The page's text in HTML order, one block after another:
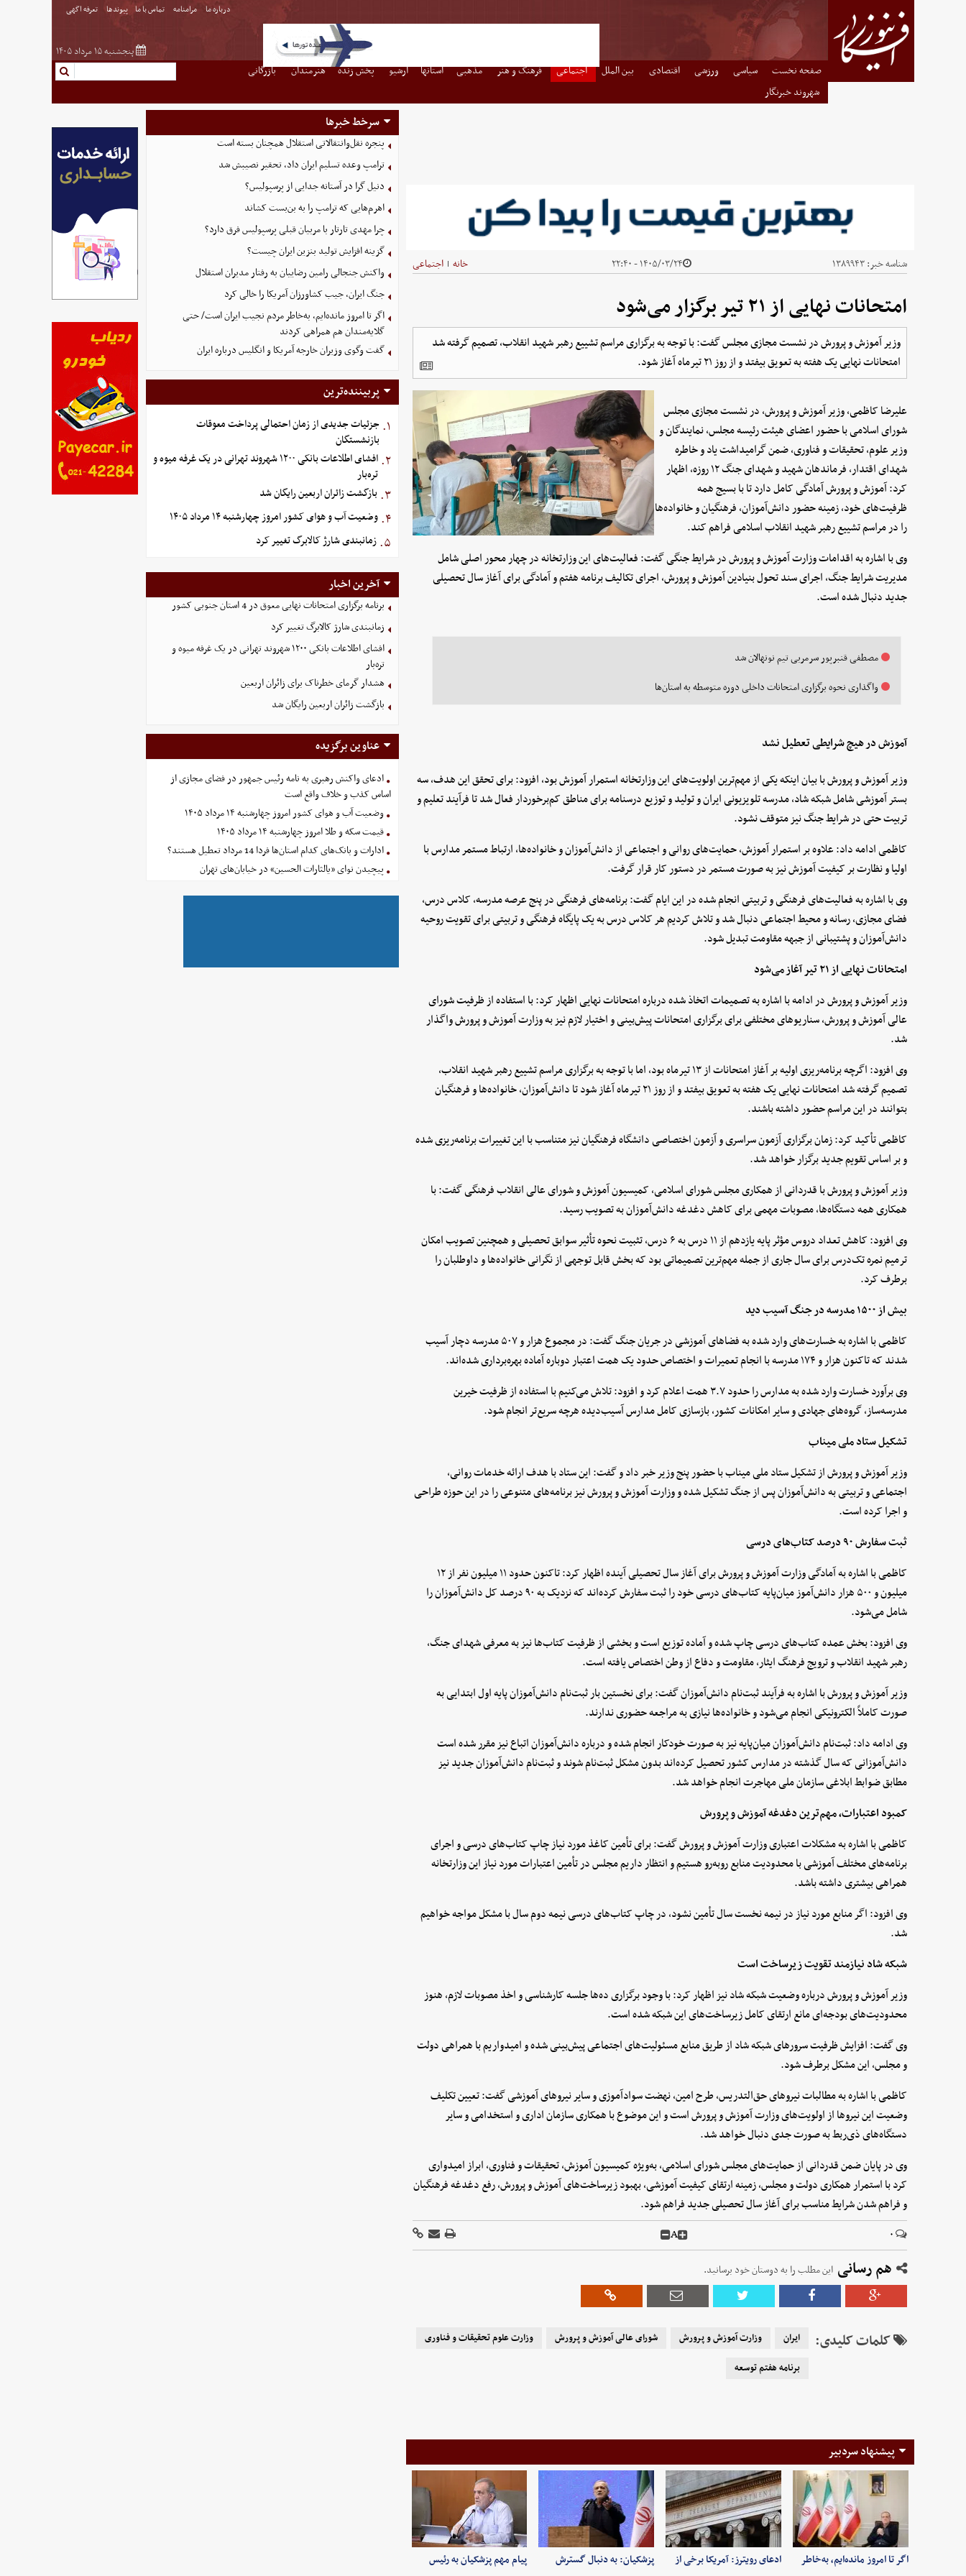
درباره ما مرامنامه تماس با ما پیوندها تعرفه اگهی
پنجشنبه ۱۵ مرداد ۱۴۰۵
صفحه نخست سیاسی ورزشی اقتصادی بین الملل اجتماعی فرهنگ و هنر مذهبی استانها آرشیو پخش زنده هنرمندان
بازرگانی
شهروند خبرنگار
شناسه خبر:۱۳۸۹۹۴۳ ۱۴۰۵/۰۳/۲۴ - ۲۲:۴۰ خانه | اجتماعی
امتحانات نهایی از ۲۱ تیر برگزار می‌شود
وزیر آموزش و پرورش در نشست مجازی مجلس گفت: با توجه به برگزاری مراسم تشییع رهبر شهید انقلاب، تصمیم گرفته شد
امتحانات نهایی یک هفته به تعویق بیفتد و از روز ۲۱ تیرماه آغاز شود.
علیرضا کاظمی، وزیر آموزش و پرورش، در نشست مجازی مجلس
شورای اسلامی با حضور اعضای هیئت رئیسه مجلس، نمایندگان و
وزیر علوم، تحقیقات و فناوری، ضمن گرامیداشت یاد و خاطره
شهدای اقتدار، فرماندهان شهید و شهدای جنگ ۱۲ روزه، اظهار
کرد: آموزش و پرورش آمادگی کامل دارد تا با بسیج همه
ظرفیت‌های خود، زمینه حضور دانش‌آموزان، فرهنگیان و خانواده‌ها
را در مراسم تشییع رهبر شهید انقلاب اسلامی فراهم کند.
وی با اشاره به اقدامات وزارت آموزش و پرورش در شرایط جنگی گفت: فعالیت‌های این وزارتخانه در چهار محور اصلی شامل
مدیریت شرایط جنگ، اجرای سند تحول بنیادین آموزش و پرورش، اجرای تکالیف برنامه هفتم و آمادگی برای آغاز سال تحصیلی
جدید دنبال شده است.
مصطفی قنبرپور سرمربی تیم نونهالان شد
واگذاری نحوه برگزاری امتحانات داخلی دوره متوسطه به استان‌ها
آموزش در هیچ شرایطی تعطیل نشد
وزیر آموزش و پرورش با بیان اینکه یکی از مهم‌ترین اولویت‌های این وزارتخانه استمرار آموزش بود، افزود: برای تحقق این هدف، سه
بستر آموزشی شامل شبکه شاد، مدرسه تلویزیونی ایران و تولید و توزیع درسنامه برای مناطق کم‌برخوردار فعال شد تا فرآیند تعلیم و
تربیت حتی در شرایط جنگ نیز متوقف نشود.
کاظمی ادامه داد: علاوه بر استمرار آموزش، حمایت‌های روانی و اجتماعی از دانش‌آموزان و خانواده‌ها، ارتباط مستمر مدارس با
اولیا و نظارت بر کیفیت آموزش نیز به صورت مستمر در دستور کار قرار گرفت.
وی با اشاره به فعالیت‌های فرهنگی و تربیتی انجام شده در این ایام گفت: برنامه‌های فرهنگی در پنج عرصه مدرسه، کلاس درس،
فضای مجازی، رسانه و محیط اجتماعی دنبال شد و تلاش کردیم هر کلاس درس به یک پایگاه فرهنگی و تربیتی برای تقویت روحیه
دانش‌آموزان و پشتیبانی از جبهه مقاومت تبدیل شود.
امتحانات نهایی از ۲۱ تیر آغاز می‌شود
وزیر آموزش و پرورش در ادامه با اشاره به تصمیمات اتخاذ شده درباره امتحانات نهایی اظهار کرد: با استفاده از ظرفیت شورای
عالی آموزش و پرورش، سناریوهای مختلفی برای برگزاری امتحانات پیش‌بینی و اختیار لازم نیز به وزارت آموزش و پرورش واگذار
شد.
وی افزود: اگرچه برنامه‌ریزی اولیه بر آغاز امتحانات از ۱۳ تیرماه بود، اما با توجه به برگزاری مراسم تشییع رهبر شهید انقلاب،
تصمیم گرفته شد امتحانات نهایی یک هفته به تعویق بیفتد و از روز ۲۱ تیرماه آغاز شود تا دانش‌آموزان، خانواده‌ها و فرهنگیان
بتوانند در این مراسم حضور داشته باشند.
کاظمی تأکید کرد: زمان برگزاری آزمون سراسری و آزمون اختصاصی دانشگاه فرهنگیان نیز متناسب با این تغییرات برنامه‌ریزی شده
و بر اساس تقویم جدید برگزار خواهد شد.
وزیر آموزش و پرورش با قدردانی از همکاری مجلس شورای اسلامی، کمیسیون آموزش و شورای عالی انقلاب فرهنگی گفت: با
همکاری همه دستگاه‌ها، مصوبات مهمی برای کاهش دغدغه دانش‌آموزان به تصویب رسید.
وی افزود: کاهش تعداد دروس مؤثر پایه یازدهم از ۱۱ درس به ۶ درس، تثبیت نحوه تأثیر سوابق تحصیلی و همچنین تصویب امکان
ترمیم نمره تک‌درس برای سال جاری از جمله مهم‌ترین تصمیماتی بود که بخش قابل توجهی از نگرانی خانواده‌ها و داوطلبان را
برطرف کرد.
بیش از ۱۵۰۰ مدرسه در جنگ آسیب دید
کاظمی با اشاره به خسارت‌های وارد شده به فضاهای آموزشی در جریان جنگ گفت: در مجموع هزار و ۵۰۷ مدرسه دچار آسیب
شدند که تاکنون هزار و ۱۷۴ مدرسه با انجام تعمیرات و اختصاص حدود یک همت اعتبار دوباره آماده بهره‌برداری شده‌اند.
وی برآورد خسارت وارد شده به مدارس را حدود ۳.۷ همت اعلام کرد و افزود: تلاش می‌کنیم با استفاده از ظرفیت خیرین
مدرسه‌ساز، گروه‌های جهادی و سایر امکانات کشور، بازسازی کامل مدارس آسیب‌دیده هرچه سریع‌تر انجام شود.
تشکیل ستاد ملی میناب
وزیر آموزش و پرورش از تشکیل ستاد ملی میناب با حضور پنج وزیر خبر داد و گفت: این ستاد با هدف ارائه خدمات روانی،
اجتماعی و تربیتی به دانش‌آموزان پس از جنگ تشکیل شده و وزارت آموزش و پرورش نیز برنامه‌های متنوعی را در این حوزه طراحی
و اجرا کرده است.
ثبت سفارش ۹۰ درصد کتاب‌های درسی
کاظمی با اشاره به آمادگی وزارت آموزش و پرورش برای آغاز سال تحصیلی آینده اظهار کرد: تاکنون حدود ۱۱ میلیون نفر از ۱۲
میلیون و ۵۰۰ هزار دانش‌آموز میان‌پایه کتاب‌های درسی خود را ثبت سفارش کرده‌اند که نزدیک به ۹۰ درصد کل دانش‌آموزان را
شامل می‌شود.
وی افزود: بخش عمده کتاب‌های درسی چاپ شده و آماده توزیع است و بخشی از ظرفیت کتاب‌ها نیز به معرفی شهدای جنگ،
رهبر شهید انقلاب و ترویج فرهنگ ایثار، مقاومت و دفاع از وطن اختصاص یافته است.
وزیر آموزش و پرورش با اشاره به فرآیند ثبت‌نام دانش‌آموزان گفت: برای نخستین بار ثبت‌نام دانش‌آموزان پایه اول ابتدایی به
صورت کاملاً الکترونیکی انجام می‌شود و خانواده‌ها نیازی به مراجعه حضوری ندارند.
وی ادامه داد: ثبت‌نام دانش‌آموزان میان‌پایه نیز به صورت خودکار انجام شده و درباره دانش‌آموزان اتباع نیز مقرر شده است
دانش‌آموزانی که سال گذشته در مدارس کشور تحصیل کرده‌اند بدون مشکل ثبت‌نام شوند و ثبت‌نام دانش‌آموزان جدید نیز
مطابق ضوابط ابلاغی سازمان ملی مهاجرت انجام خواهد شد.
کمبود اعتبارات، مهم‌ترین دغدغه آموزش و پرورش
کاظمی با اشاره به مشکلات اعتباری وزارت آموزش و پرورش گفت: برای تأمین کاغذ مورد نیاز چاپ کتاب‌های درسی و اجرای
برنامه‌های مختلف آموزشی با محدودیت منابع روبه‌رو هستیم و انتظار داریم مجلس در تأمین اعتبارات مورد نیاز این وزارتخانه
همراهی بیشتری داشته باشد.
وی افزود: اگر منابع مورد نیاز در نیمه نخست سال تأمین نشود، در چاپ کتاب‌های درسی نیمه دوم سال با مشکل مواجه خواهیم
شد.
شبکه شاد نیازمند تقویت زیرساخت است
وزیر آموزش و پرورش درباره وضعیت شبکه شاد نیز اظهار کرد: با وجود برگزاری ده‌ها جلسه کارشناسی و اخذ مصوبات لازم، هنوز
محدودیت‌های بودجه‌ای مانع ارتقای کامل زیرساخت‌های این شبکه شده است.
وی گفت: افزایش ظرفیت سرورهای شبکه شاد از طریق منابع مسئولیت‌های اجتماعی پیش‌بینی شده و امیدواریم با همراهی دولت
و مجلس، این مشکل برطرف شود.
کاظمی با اشاره به مطالبات نیروهای حق‌التدریس، طرح امین، نهضت سوادآموزی و سایر نیروهای آموزشی گفت: تعیین تکلیف
وضعیت این نیروها از اولویت‌های وزارت آموزش و پرورش است و این موضوع با همکاری سازمان اداری و استخدامی و سایر
دستگاه‌های ذی‌ربط به صورت جدی دنبال خواهد شد.
وی در پایان ضمن قدردانی از حمایت‌های مجلس شورای اسلامی، به‌ویژه کمیسیون آموزش، تحقیقات و فناوری، ابراز امیدواری
کرد با استمرار همکاری دولت و مجلس، زمینه ارتقای کیفیت آموزشی، بهبود زیرساخت‌های آموزش و پرورش، رفع دغدغه فرهنگیان
و فراهم شدن شرایط مناسب برای آغاز سال تحصیلی جدید فراهم شود.
۰ A
هم رسانی این مطلب را به دوستان خود برسانید.
کلمات کلیدی: ایران وزارت آموزش و پرورش شورای عالی آموزش و پرورش
وزارت علوم تحقیقات و فناوری
برنامه هفتم توسعه
پیشنهاد سردبیر
اگر تا امروز مانده‌ایم، به‌خاطر ادعای رویترز: آمریکا برخی از پزشکیان: به‌ دنبال گسترش پیام مهم پزشکیان به رئیس
سرخط خبرها
پنجره نقل‌وانتقالاتی استقلال همچنان بسته است
ترامپ وعده تسلیم ایران داد، تحقیر نصیبش شد
دنیل گرا در آستانه جدایی از پرسپولیس؟
اهرم‌هایی که ترامپ را به بن‌بست کشاند
چرا مهدی تارتار با مربیان قبلی پرسپولیس فرق دارد؟
گزینه‌ افزایش تولید بنزین ایران چیست؟
واکنش جنجالی رامین رضاییان به رفتار مدیران استقلال
جنگ ایران، جیب کشاورزان آمریکا را خالی کرد
اگر تا امروز مانده‌ایم، به‌خاطر مردم نجیب ایران است/ حتی
گلایه‌مندان هم همراهی کردند
گفت وگوی وزیران خارجه آمریکا و انگلیس درباره ایران
پربیننده‌ترین
۱. جزئیات جدیدی از زمان احتمالی پرداخت معوقات
بازنشستگان
۲.
افشای اطلاعات بانکی ۱۲۰۰ شهروند تهرانی در یک غرفه میوه و
تره‌بار
۳. بازگشت زائران اربعین رایگان شد
۴. وضعیت آب و هوای کشور امروز چهارشنبه ۱۴ مرداد ۱۴۰۵
۵. زمانبندی شارژ کالابرگ تغییر کرد
آخرین اخبار
برنامه برگزاری امتحانات نهایی معوق در 4 استان جنوبی کشور
زمانبندی شارژ کالابرگ تغییر کرد
افشای اطلاعات بانکی ۱۲۰۰ شهروند تهرانی در یک غرفه میوه و
تره‌بار
هشدار گرمای خطرناک برای زائران اربعین
بازگشت زائران اربعین رایگان شد
عناوین برگزیده
ادعای واکنش رهبری به نامه رئیس جمهور در فضای مجازی از
اساس کذب و خلاف واقع است
وضعیت آب و هوای کشور امروز چهارشنبه ۱۴ مرداد ۱۴۰۵
قیمت سکه و طلا امروز چهارشنبه ۱۴ مرداد ۱۴۰۵
ادارات و بانک‌های کدام استان‌ها فردا 14 مرداد تعطیل هستند؟
پیچیدن نوای «یالثارات الحسین» در خیابان‌های تهران